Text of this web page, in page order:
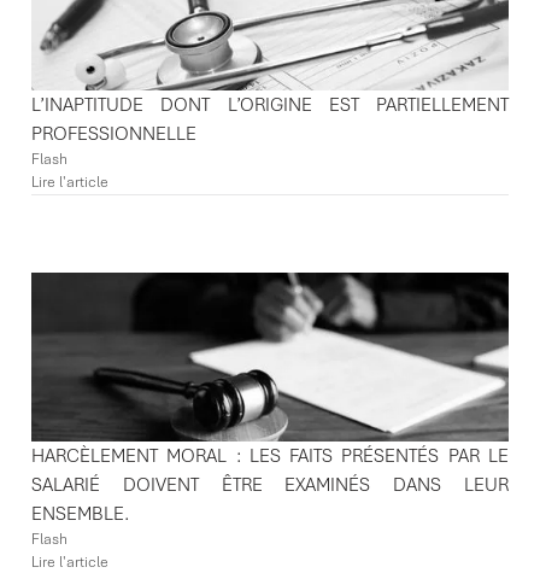
L’INAPTITUDE DONT L’ORIGINE EST PARTIELLEMENT
PROFESSIONNELLE
Flash
Lire l'article
HARCÈLEMENT MORAL : LES FAITS PRÉSENTÉS PAR LE
SALARIÉ DOIVENT ÊTRE EXAMINÉS DANS LEUR
ENSEMBLE.
Flash
Lire l'article